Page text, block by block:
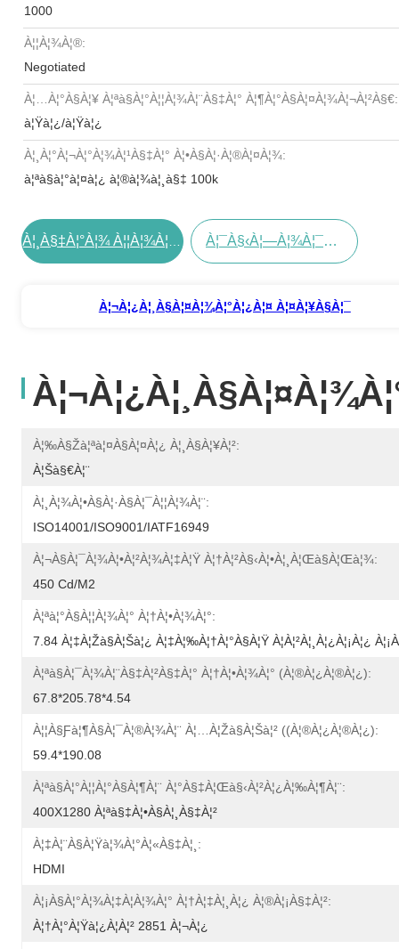
1000
À¦¦à¦¾à¦®:
Negotiated
À¦…à¦°à§à¦¥ À¦ªà§à¦°à¦¦à¦¾à¦¨à§‡à¦° À¦¶à¦°à§à¦¤à¦¾à¦¬à¦²à§€:
à¦Ÿà¦¿/à¦Ÿà¦¿
À¦¸à¦°à¦¬à¦°à¦¾à¦¹à§‡à¦° À¦•à§à¦·à¦®à¦¤à¦¾:
à¦ªà§à¦°à¦¤à¦¿ à¦®à¦¾à¦¸à§‡ 100k
À¦¯à§‹à¦—À¦¾à¦¯à§‹à¦— À¦•à¦°à§à¦¨
À¦¬à¦¿à¦¸à§à¦¤à¦¾à¦°à¦¿à¦¤ À¦¤à¦¥à§à¦¯
À¦‰à§Žà¦ªà¦¤à§à¦¤à¦¿ À¦¸à§à¦¥à¦²:
À¦šà§€à¦¨
À¦¸à¦¾à¦•à§à¦·à§à¦¯à¦¦à¦¾à¦¨:
ISO14001/ISO9001/IATF16949
À¦¬à§à¦¯à¦¾à¦•à¦²à¦¾à¦‡à¦Ÿ À¦†à¦²à§‹à¦•à¦¸à¦œà§à¦œà¦¾:
450 Cd/m2
À¦ªà¦°à§à¦¦à¦¾à¦° À¦†à¦•à¦¾à¦°:
7.84 À¦‡à¦žà§à¦šà¦¿ À¦‡à¦‰à¦†à¦°à§à¦Ÿ À¦à¦²à¦¸à¦¿à¦¡à¦¿
À¦ªà§à¦¯à¦¾à¦¨à§‡à¦²à§‡à¦° À¦†à¦•à¦¾à¦° (à¦®à¦¿à¦®à¦¿):
67.8*205.78*4.54
À¦¦à§ƒà¦¶à§à¦¯à¦®à¦¾à¦¨ À¦…à¦žà§à¦šà¦² ((à¦®à¦¿à¦®à¦¿):
59.4*190.08
À¦ªà§à¦°à¦¦à¦°à§à¦¶à¦¨ À¦°à§‡à¦œà§‹à¦²à¦¿à¦‰à¦¶à¦¨:
400X1280 À¦ªà§‡à¦•à§à¦¸à§‡à¦²
À¦‡à¦¨à§à¦Ÿà¦¾à¦°à¦«à§‡à¦¸:
HDMI
À¦¡à§à¦°à¦¾à¦‡à¦­à¦¾à¦° À¦†à¦‡à¦¸à¦¿ À¦®à¦¡à§‡à¦²:
À¦†à¦°à¦Ÿà¦¿à¦à¦² 2851 À¦¬à¦¿